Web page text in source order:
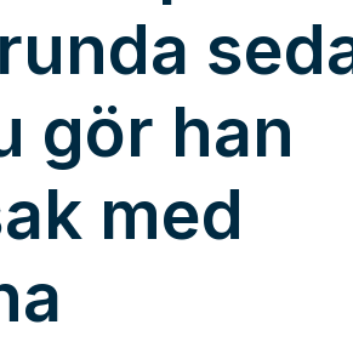
gör han
med